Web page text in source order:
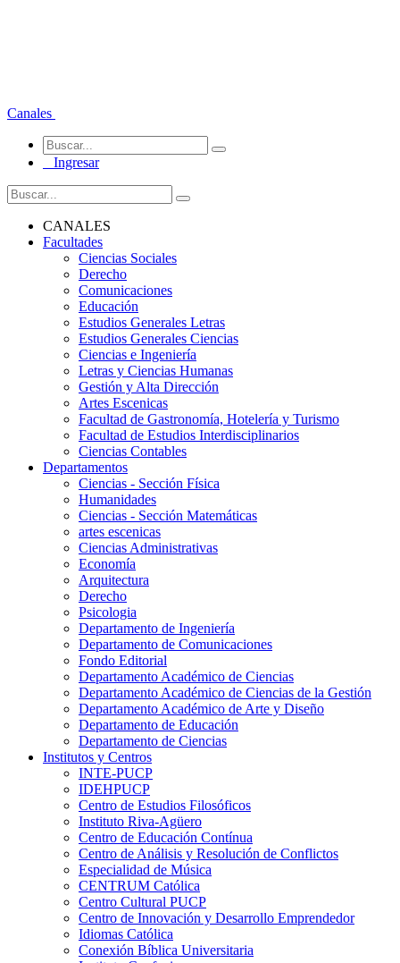
Canales
Ingresar
CANALES
Facultades
Ciencias Sociales
Derecho
Comunicaciones
Educación
Estudios Generales Letras
Estudios Generales Ciencias
Ciencias e Ingeniería
Letras y Ciencias Humanas
Gestión y Alta Dirección
Artes Escenicas
Facultad de Gastronomía, Hotelería y Turismo
Facultad de Estudios Interdisciplinarios
Ciencias Contables
Departamentos
Ciencias - Sección Física
Humanidades
Ciencias - Sección Matemáticas
artes escenicas
Ciencias Administrativas
Economía
Arquitectura
Derecho
Psicologia
Departamento de Ingeniería
Departamento de Comunicaciones
Fondo Editorial
Departamento Académico de Ciencias
Departamento Académico de Ciencias de la Gestión
Departamento Académico de Arte y Diseño
Departamento de Educación
Departamento de Ciencias
Institutos y Centros
INTE-PUCP
IDEHPUCP
Centro de Estudios Filosóficos
Instituto Riva-Agüero
Centro de Educación Contínua
Centro de Análisis y Resolución de Conflictos
Especialidad de Música
CENTRUM Católica
Centro Cultural PUCP
Centro de Innovación y Desarrollo Emprendedor
Idiomas Católica
Conexión Bíblica Universitaria